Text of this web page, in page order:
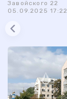
Завойского 22
05.09.2025 17:22